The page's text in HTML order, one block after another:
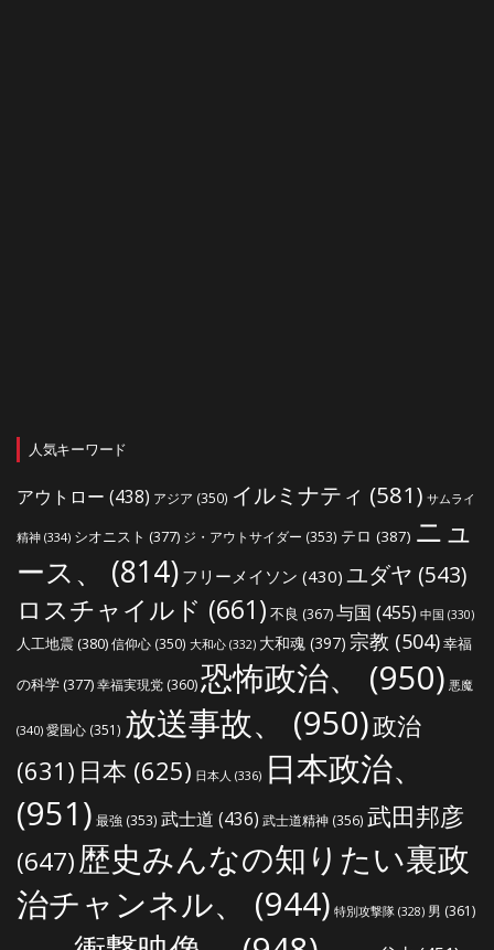
人気キーワード
アウトロー (438) アジア (350) イルミナティ (581) サムライ
精神 (334) シオニスト (377) ジ・アウトサイダー (353) テロ (387) ニュ
ース、
(814) フリーメイソン (430) ユダヤ (543)
ロスチャイルド (661) 不良 (367)与国 (455) 中国 (330)
人工地震(380)信仰心 (350) 大和心 (332) 大和魂 (397) 宗教 (504)幸福
の科学(377)幸福実現党 (360)恐怖政治、 (950) 悪魔
(340) 愛国心 (351) 放送事故、 (950)政治
(631) 日本 (625) 日本人 (336) 日本政治、
(951) 最強 (353) 武士道 (436) 武士道精神 (356) 武田邦彦
(647)歴史みんなの知りたい裏政
治チャンネル、
(944) 特別攻撃隊 (328) 男 (361)